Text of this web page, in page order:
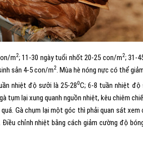
m2; 11-30 ngày tuổi nhốt 20-25 con/m2; 31-
sản 4-5 con/m2. Mùa hè nóng nực có thể
nhiệt độ sưởi là 25-280C; 6-8 tuần nhiệt độ
tụm lại xung quanh nguồn nhiệt, kêu chiêm
Gà chụm lại một góc thì phải quan sát xem
chỉnh nhiệt bằng cách giảm cường độ